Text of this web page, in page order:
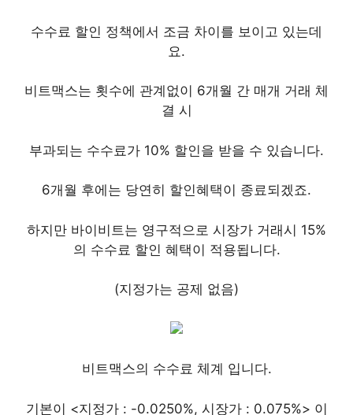
수수료 할인 정책에서 조금 차이를 보이고 있는데
요.
비트맥스는 횟수에 관계없이 6개월 간 매개 거래 체
결 시
부과되는 수수료가 10% 할인을 받을 수 있습니다.
6개월 후에는 당연히 할인혜택이 종료되겠죠.
하지만 바이비트는 영구적으로 시장가 거래시 15%
의 수수료 할인 혜택이 적용됩니다.
(지정가는 공제 없음)
비트맥스의 수수료 체계 입니다.
기본이 <지정가 : -0.0250%, 시장가 : 0.075%> 이